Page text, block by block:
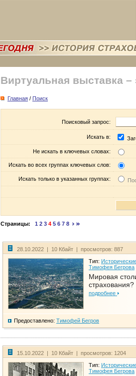
Виртуальная выставка –
Главная / Поиск
Поисковый запрос:
Искать в:
Не искать в ключевых словах:
Искать во всех группах ключевых слов:
Искать только в указанных группах:
Страницы: 1 2 3 4 5 6 7 8
28.10.2022 | 10 Кбайт | просмотров: 887
Тип:
Тимофея Бегрова
Мировая
страхования?
подробнее
Предоставлено: Тимофей Бегров
15.10.2022 | 10 Кбайт | просмотров: 1204
Тип:
Тимофея Бегрова